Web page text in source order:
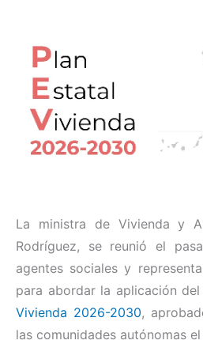
La ministra de Vivienda y
Rodríguez, se reunió el
agentes sociales y
para abordar la aplicación del
Vivienda 2026-2030,
las comunidades autónomas